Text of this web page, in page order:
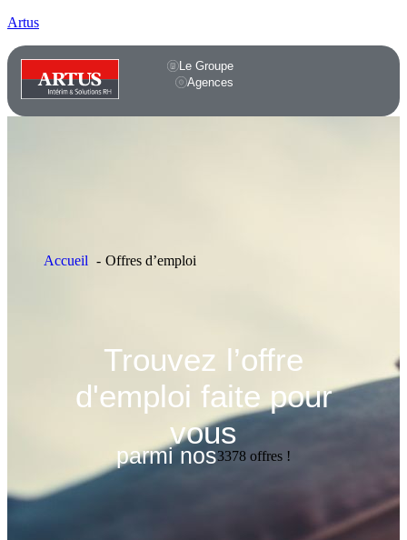
Artus
Le Groupe
Agences
Accueil Offres d’emploi
Trouvez l’offre
d'emploi faite pour
vous
parmi nos3378 offres !